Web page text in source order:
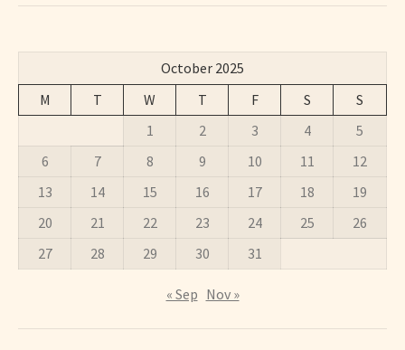
October 2025
M
T W T F S
S
1
2 3 4
5
6
7 8 9 10 11
12
13
14 15 16 17 18
19
20
21 22 23 24 25
26
27
28 29 30 31
« Sep Nov »